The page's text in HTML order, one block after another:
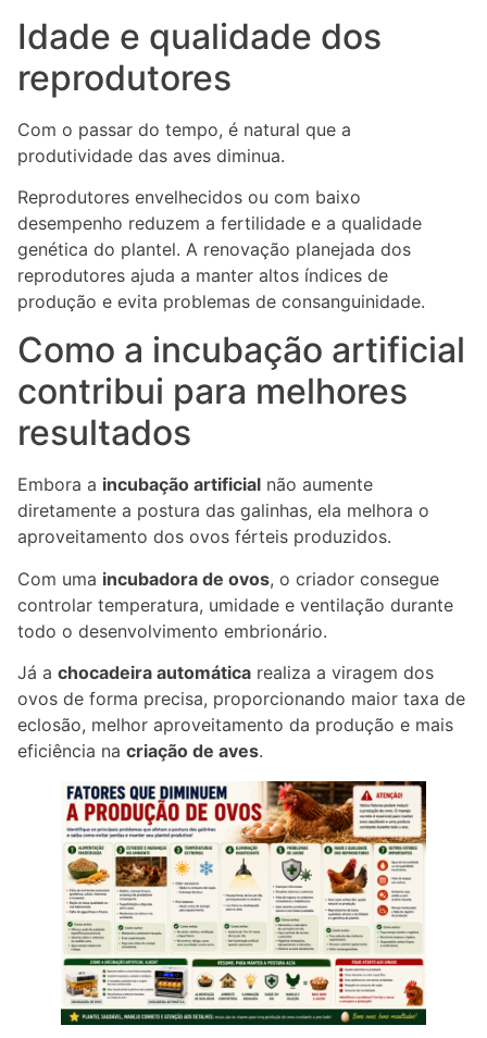
Idade e qualidade dos
reprodutores
Com o passar do tempo, é natural que a
produtividade das aves diminua.
Reprodutores envelhecidos ou com baixo
desempenho reduzem a fertilidade e a qualidade
genética do plantel. A renovação planejada dos
reprodutores ajuda a manter altos índices de
produção e evita problemas de consanguinidade.
Como a incubação artificial
contribui para melhores
resultados
Embora a incubação artificial não aumente
diretamente a postura das galinhas, ela melhora o
aproveitamento dos ovos férteis produzidos.
Com uma incubadora de ovos, o criador consegue
controlar temperatura, umidade e ventilação durante
todo o desenvolvimento embrionário.
Já a chocadeira automática realiza a viragem dos
ovos de forma precisa, proporcionando maior taxa de
eclosão, melhor aproveitamento da produção e mais
eficiência na criação de aves.